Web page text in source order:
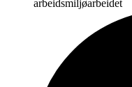
arbeidsmiljøarbeidet